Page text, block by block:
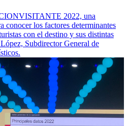
2022, una
conocer los factores determinantes
con el destino y sus distintas
Subdirector General de